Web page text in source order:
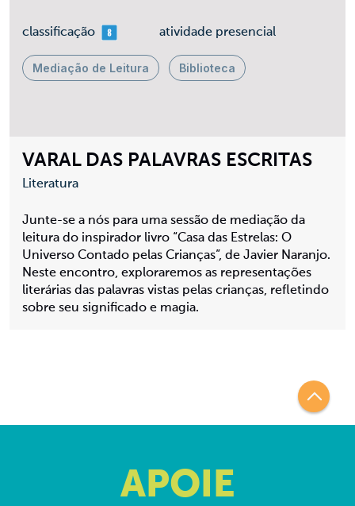
VARAL DAS PALAVRAS ESCRITAS
Literatura
Junte-se a nós para uma sessão de mediação da
leitura do inspirador livro “Casa das Estrelas: O
Universo Contado pelas Crianças”, de Javier Naranjo.
Neste encontro, exploraremos as representações
literárias das palavras vistas pelas crianças, refletindo
sobre seu significado e magia.
classificaçãomais 08 atividade presencial
Mediação de Leitura Biblioteca
APOIE